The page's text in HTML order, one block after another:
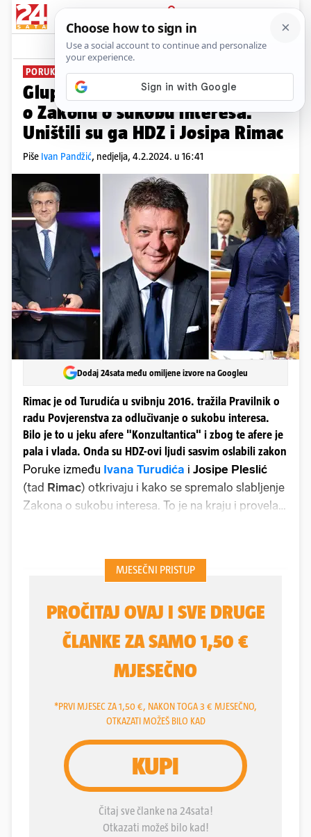
PRIJAVA
News Komentari
PORUKA: 'JE LI TO ZA TOMU?' PLUS+
Glup zakon! Tako govori Turudić
o Zakonu o sukobu interesa.
Uništili su ga HDZ i Josipa Rimac
Piše Ivan Pandžić, nedjelja, 4.2.2024. u 16:41
Dodaj 24sata među omiljene izvore na Googleu
Rimac je od Turudića u svibnju 2016. tražila Pravilnik o
radu Povjerenstva za odlučivanje o sukobu interesa.
Bilo je to u jeku afere "Konzultantica" i zbog te afere je
pala i vlada. Onda su HDZ-ovi ljudi sasvim oslabili zakon
Poruke između Ivana Turudića i Josipe Pleslić
(tad Rimac) otkrivaju i kako se spremalo slabljenje
Zakona o sukobu interesa. To je na kraju i provela
zakonom propisana načela. Prema porukama koje
je objavio Jutarnji list, Rimac je u svibnju 2016.
odlučivanje o sukobu interesa.